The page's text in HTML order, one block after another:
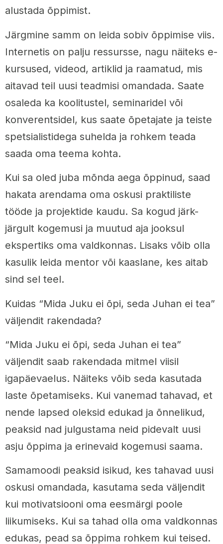
alustada õppimist.
Järgmine samm on leida sobiv õppimise viis.
Internetis on palju ressursse, nagu näiteks e-
kursused, videod, artiklid ja raamatud, mis
aitavad teil uusi teadmisi omandada. Saate
osaleda ka koolitustel, seminaridel või
konverentsidel, kus saate õpetajate ja teiste
spetsialistidega suhelda ja rohkem teada
saada oma teema kohta.
Kui sa oled juba mõnda aega õppinud, saad
hakata arendama oma oskusi praktiliste
tööde ja projektide kaudu. Sa kogud järk-
järgult kogemusi ja muutud aja jooksul
ekspertiks oma valdkonnas. Lisaks võib olla
kasulik leida mentor või kaaslane, kes aitab
sind sel teel.
Kuidas “Mida Juku ei õpi, seda Juhan ei tea”
väljendit rakendada?
“Mida Juku ei õpi, seda Juhan ei tea”
väljendit saab rakendada mitmel viisil
igapäevaelus. Näiteks võib seda kasutada
laste õpetamiseks. Kui vanemad tahavad, et
nende lapsed oleksid edukad ja õnnelikud,
peaksid nad julgustama neid pidevalt uusi
asju õppima ja erinevaid kogemusi saama.
Samamoodi peaksid isikud, kes tahavad uusi
oskusi omandada, ​​kasutama seda väljendit
kui motivatsiooni oma eesmärgi poole
liikumiseks. Kui sa tahad olla oma valdkonnas
edukas, pead sa õppima rohkem kui teised.